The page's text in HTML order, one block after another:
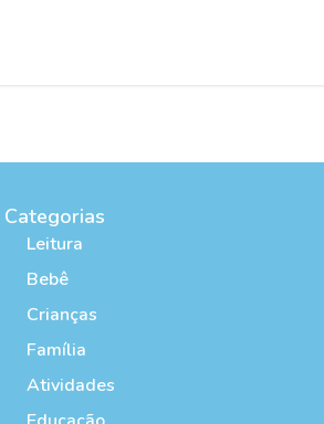
Categorias
Leitura
Bebê
Crianças
Família
Atividades